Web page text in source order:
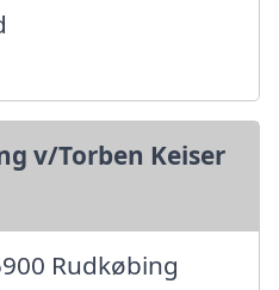
v/Torben Keiser
Rudkøbing